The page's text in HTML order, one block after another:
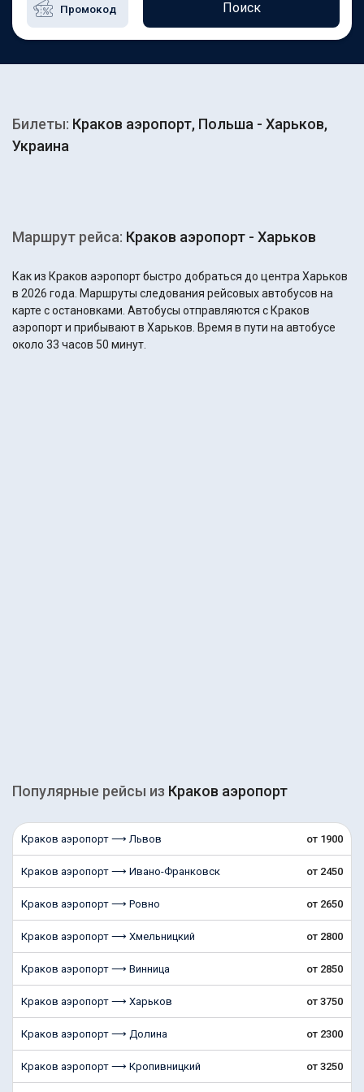
Поиск
Билеты: Краков аэропорт, Польша - Харьков,
Украина
Маршрут рейса: Краков аэропорт - Харьков
Как из Краков аэропорт быстро добраться до центра Харьков
в 2026 года. Маршруты следования рейсовых автобусов на
карте с остановками. Автобусы отправляются с Краков
аэропорт и прибывают в Харьков. Время в пути на автобусе
около 33 часов 50 минут.
Популярные рейсы из Краков аэропорт
Краков аэропорт ⟶ Львов от 1900
Краков аэропорт ⟶ Ивано-Франковск от 2450
Краков аэропорт ⟶ Ровно от 2650
Краков аэропорт ⟶ Хмельницкий от 2800
Краков аэропорт ⟶ Винница от 2850
Краков аэропорт ⟶ Харьков от 3750
Краков аэропорт ⟶ Долина от 2300
Краков аэропорт ⟶ Кропивницкий от 3250